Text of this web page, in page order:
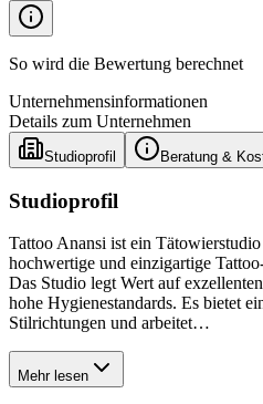
So wird die Bewertung berechnet
Unternehmensinformationen
Details zum Unternehmen
Studioprofil Beratung &
Studioprofil
Tattoo Anansi ist ein
hochwertige und einzigartige
Das Studio legt Wert auf
hohe Hygienestandards. Es bietet
Stilrichtungen und arbeitet…
Mehr lesen